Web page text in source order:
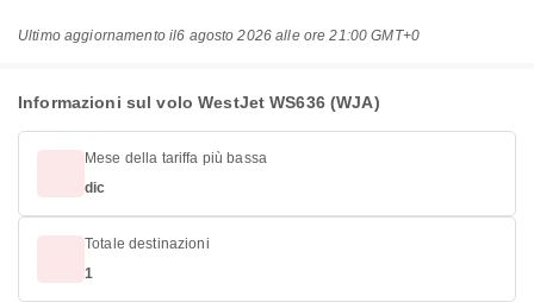
Ultimo aggiornamento il6 agosto 2026 alle ore 21:00 GMT+0
Informazioni sul volo WestJet WS636 (WJA)
Mese della tariffa più bassa
dic
Totale destinazioni
1